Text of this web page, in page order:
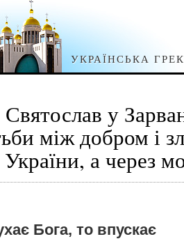
УКРАЇНСЬКА
у
між добром і
а через
Бога, то впускає